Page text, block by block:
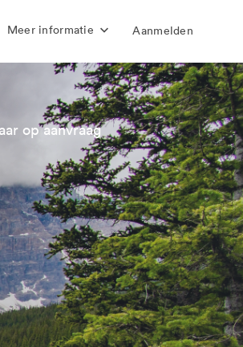
Meer informatie Aanmelden
op aanvraag